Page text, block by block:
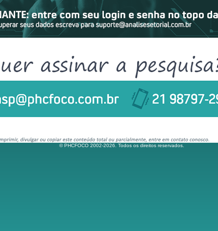
© PHCFOCO 2002-2026. Todos os direitos reservados.